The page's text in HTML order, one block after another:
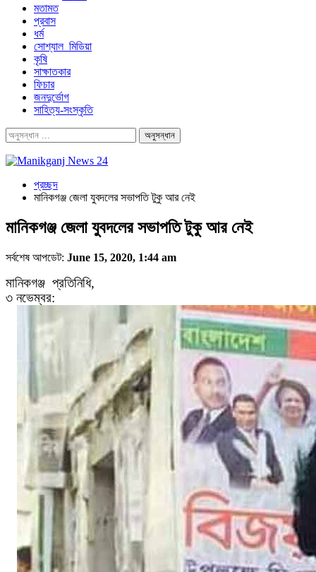
মতামত
প্রবাস
ধর্ম
সোশ্যাল_মিডিয়া
কৃষি
সাক্ষাতকার
ফিচার
জনদুর্ভোগ
সাহিত্য-সংস্কৃতি
প্রচ্ছদ
মানিকগঞ্জ জেলা যুবদলের সভাপতি টুকু আর নেই
মানিকগঞ্জ জেলা যুবদলের সভাপতি টুকু আর নেই
সর্বশেষ আপডেট: June 15, 2020, 1:44 am
মানিকগঞ্জ প্রতিনিধি,
৩ নভেম্বর: